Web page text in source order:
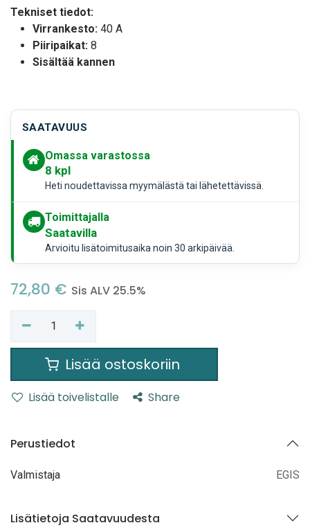
Tekniset tiedot:
Virrankesto: 40 A
Piiripaikat: 8
Sisältää kannen
SAATAVUUS
Omassa varastossa
8 kpl
Heti noudettavissa myymälästä tai lähetettävissä.
Toimittajalla
Saatavilla
Arvioitu lisätoimitusaika noin 30 arkipäivää.
72,80 € Sis ALV 25.5%
Lisää ostoskoriin
Lisää toivelistalle Share
Perustiedot
Valmistaja EGIS
Lisätietoja Saatavuudesta